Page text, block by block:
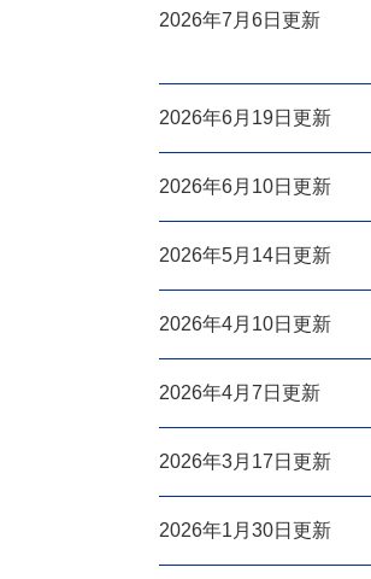
2026年7月6日更新
2026年6月19日更新
2026年6月10日更新
2026年5月14日更新
2026年4月10日更新
2026年4月7日更新
2026年3月17日更新
2026年1月30日更新